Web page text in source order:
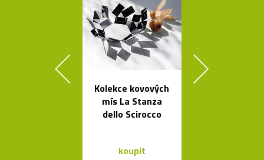
Kolekce kovových
mís La Stanza
dello Scirocco
koupit